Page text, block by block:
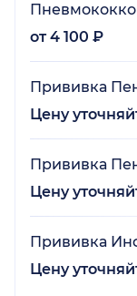
от 4 100 ₽
Прививка
Цену
Прививка
Цену
Прививка
Цену